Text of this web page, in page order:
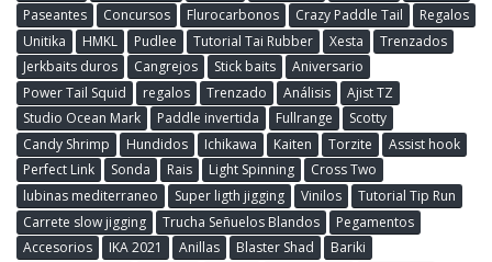
Paseantes
Concursos Flurocarbonos Crazy Paddle Tail
Regalos
Unitika
HMKL Pudlee Tutorial Tai Rubber Xesta
Trenzados
Jerkbaits duros
Cangrejos Stick baits
Aniversario
Power Tail Squid
regalos Trenzado Análisis
Ajist TZ
Studio Ocean Mark
Paddle invertida Fullrange
Scotty
Candy Shrimp
Hundidos Ichikawa Kaiten Torzite
Assist hook
Perfect Link
Sonda Rais Light Spinning
Cross Two
lubinas mediterraneo
Super ligth jigging Vinilos
Tutorial Tip Run
Carrete slow jigging
Trucha Señuelos Blandos
Pegamentos
Accesorios
IKA 2021 Anillas Blaster Shad
Bariki